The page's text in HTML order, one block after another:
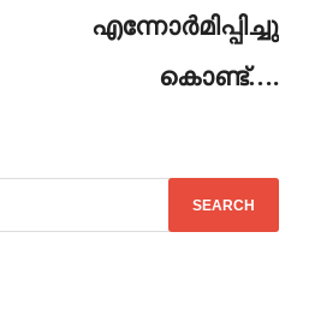
എന്നോർമിപ്പിച്ചു
കൊണ്ട്….